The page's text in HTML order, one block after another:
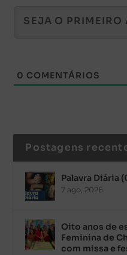
0 COMENTÁRIOS
Postagens
Palavra Diária
7 ago, 2026
Oito anos de
Feminina de
com missa e